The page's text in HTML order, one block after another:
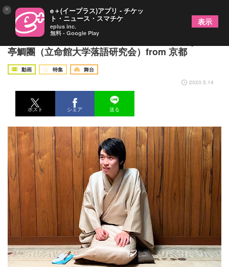
《寄席鍋！》十四杯目は、「かぜうどん」 by 立命
亭鯛團（立命館大学落語研究会）from 京都
動画 特集
舞台
2020.5.14
ポスト シェア 送る
× e＋(イープラス)アプリ - チケッ
ト・ニュース・スマチケ
eplus inc.
無料 - Google Play
表示